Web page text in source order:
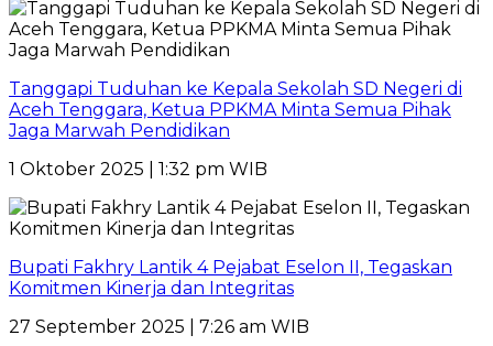
Tanggapi Tuduhan ke Kepala Sekolah SD Negeri di
Aceh Tenggara, Ketua PPKMA Minta Semua Pihak
Jaga Marwah Pendidikan
1 Oktober 2025 | 1:32 pm WIB
Bupati Fakhry Lantik 4 Pejabat Eselon II, Tegaskan
Komitmen Kinerja dan Integritas
27 September 2025 | 7:26 am WIB